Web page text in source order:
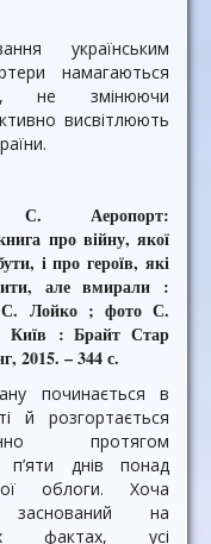
українським
намагаються
не змінюючи
висвітлюють
С. Аеропорт:
про війну, якої
і про героїв, які
але вмирали :
Лойко ; фото С.
Київ : Брайт Стар
2015. – 344 с.
починається в
й розгортається
протягом
п’яти днів понад
облоги. Хоча
на
фактах, усі